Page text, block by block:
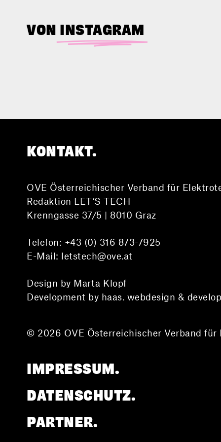
VON INSTAGRAM
KONTAKT.
OVE Österreichischer Verband für
Redaktion LET’S TECH
Krenngasse 37/5 | 8010 Graz
Telefon: +43 (0) 316 873-7925
E-Mail: letstech@ove.at
Design by Marta Klopf
Development by haas. webdesign &
© 2026 OVE Österreichischer Verband für
IMPRESSUM.
DATENSCHUTZ.
PARTNER.